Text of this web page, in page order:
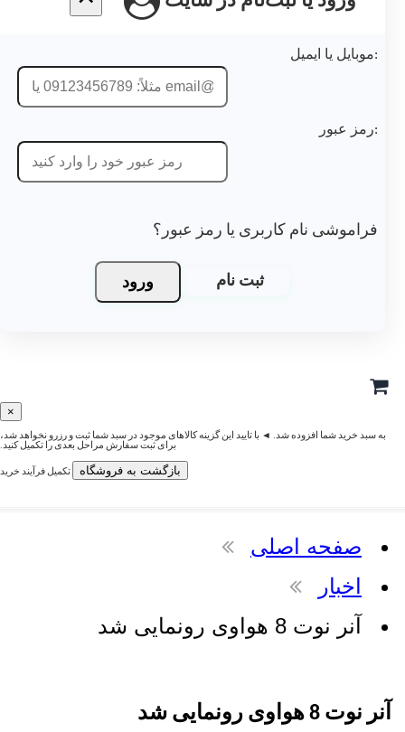
نام کاربری یا رمز عبور؟
شما افزوده شد. ◄ با تایید این گزینه کالاهای موجود در سبد شما ثبت و رزرو نخواهد شد،
برای ثبت سفارش مراحل بعدی را تکمیل کنید.
بازگشت به فروشگاه تکمیل فرآیند خرید
اصلی
نوت 8 هواوی رونمایی شد
رونمایی شد